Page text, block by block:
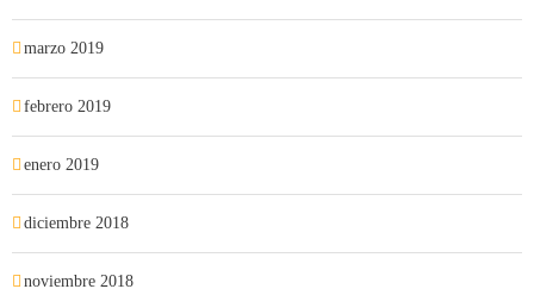
marzo 2019
febrero 2019
enero 2019
diciembre 2018
noviembre 2018